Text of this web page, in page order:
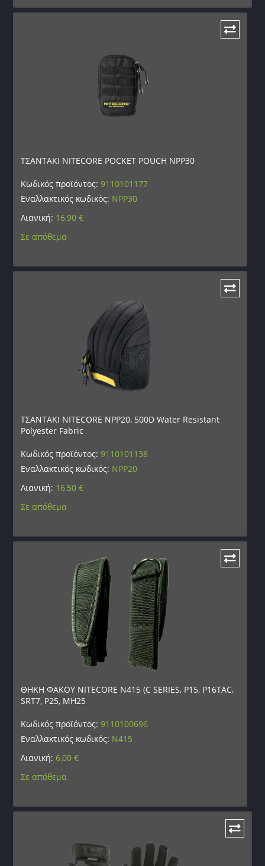
ΤΣΑΝΤΑΚΙ NITECORE POCKET POUCH NPP30
Κωδικός προϊόντος:9110101177
Εναλλακτικός κωδικός: NPP30
Λιανική: 16,90€
Σε απόθεμα
ΤΣΑΝΤΑΚΙ NITECORE NPP20, 500D Water Resistant
Polyester Fabric
Κωδικός προϊόντος:9110101138
Εναλλακτικός κωδικός: NPP20
Λιανική: 16,50€
Σε απόθεμα
ΘΗΚΗ ΦΑΚΟΥ NITECORE N415 (C SERIES, P15, P16TAC,
SRT7, P25, MH25
Κωδικός προϊόντος:9110100696
Εναλλακτικός κωδικός: N415
Λιανική: 6,00€
Σε απόθεμα